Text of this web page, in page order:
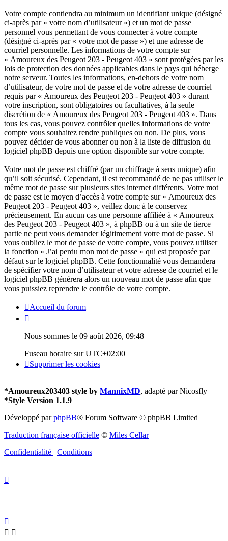
Votre compte contiendra au minimum un identifiant unique (désigné
ci-après par « votre nom d’utilisateur ») et un mot de passe
personnel vous permettant de vous connecter à votre compte
(désigné ci-après par « votre mot de passe ») et une adresse de
courriel personnelle. Les informations de votre compte sur
« Amoureux des Peugeot 203 - Peugeot 403 » sont protégées par les
lois de protection des données applicables dans le pays qui héberge
notre serveur. Toutes les informations, en-dehors de votre nom
d’utilisateur, de votre mot de passe et de votre adresse de courriel
requis par « Amoureux des Peugeot 203 - Peugeot 403 » durant
votre inscription, sont obligatoires ou facultatives, à la seule
discrétion de « Amoureux des Peugeot 203 - Peugeot 403 ». Dans
tous les cas, vous pouvez contrôler quelles informations de votre
compte vous souhaitez rendre publiques ou non. De plus, vous
pouvez décider de vous abonner ou non à la liste de diffusion du
logiciel phpBB depuis une option disponible sur votre compte.
Votre mot de passe est chiffré (par un chiffrage à sens unique) afin
qu’il soit sécurisé. Cependant, il est recommandé de ne pas utiliser le
même mot de passe sur plusieurs sites internet différents. Votre mot
de passe est le moyen d’accès à votre compte sur « Amoureux des
Peugeot 203 - Peugeot 403 », veillez donc à le conservez
précieusement. En aucun cas une personne affiliée à « Amoureux
des Peugeot 203 - Peugeot 403 », à phpBB ou à un site de tierce
partie ne peut vous demander légitimement votre mot de passe. Si
vous oubliez le mot de passe de votre compte, vous pouvez utiliser
la fonction « J’ai perdu mon mot de passe » qui est proposée par
défaut sur le logiciel phpBB. Cette fonctionnalité vous demandera
de spécifier votre nom d’utilisateur et votre adresse de courriel et le
logiciel phpBB générera alors un nouveau mot de passe afin que
vous puissiez reprendre le contrôle de votre compte.
Accueil du forum
Nous sommes le 09 août 2026, 09:48
Fuseau horaire surUTC+02:00
Supprimer les cookies
*Amoureux203403 style by MannixMD, adapté par Nicosfly
*Style Version 1.1.9
Développé parphpBB® Forum Software © phpBB Limited
Traduction française officielle © Miles Cellar
Confidentialité | Conditions